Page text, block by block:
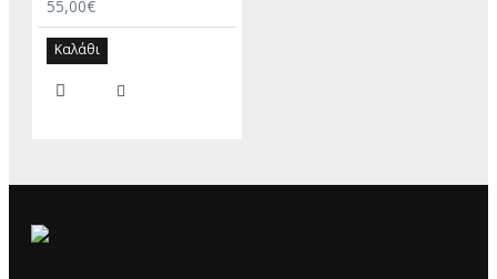
55,00€
Καλάθι